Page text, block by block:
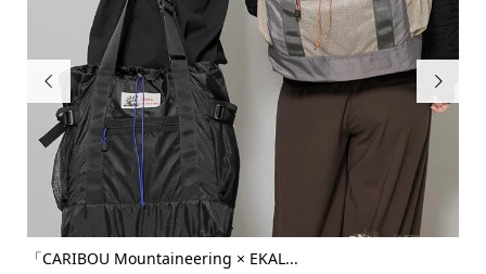

愛犬と淡路島で最高の思い出を！専用ディナー＆ドッグラン付
